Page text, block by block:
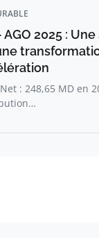
AGO 2025 :
: 248,65 MD en